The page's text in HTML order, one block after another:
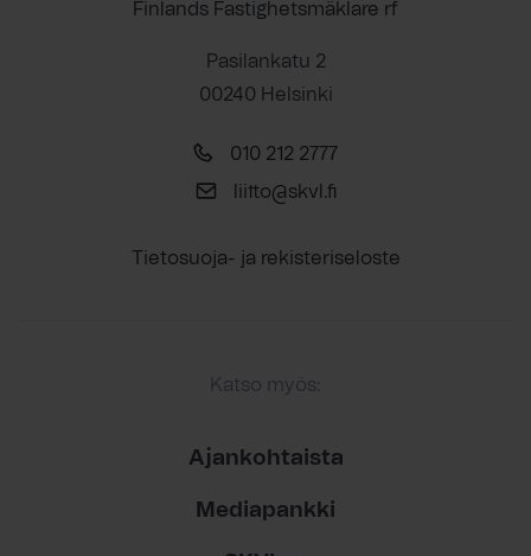
Finlands Fastighetsmäklare rf
Pasilankatu 2
00240 Helsinki
010 212 2777
liitto@skvl.fi
Tietosuoja- ja rekisteriseloste
Katso myös:
Ajankohtaista
Mediapankki